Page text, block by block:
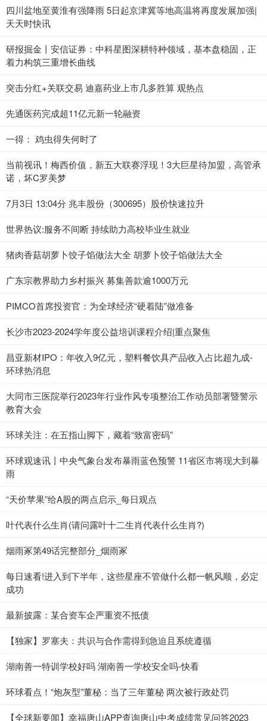
四川盆地至黄淮有强降雨 5日起京津冀等地高温将再度发展加强|
天天时快讯
研报掘金丨安信证券：中科星图深耕特种领域，基本盘稳固，正
着力构筑三重增长曲线
突击分红+关联交易 迪嘉药业上市几多胜算 观热点
先通医药完成超11亿元新一轮融资
一得： 鸡虫得失何时了
当前视讯！梅西价值，新五大联赛浮现！3大巨星待加盟，高管承
诺，坏C罗美梦
7月3日 13:04分 兆丰股份（300695）股价快速拉升
世界热议:服务不间断 持续助力高校毕业生就业
猪肉香菇胡萝卜饺子馅做法大全 胡萝卜饺子馅做法大全
广东宗教界助力乡村振兴 募集善款逾1000万元
PIMCO首席投资官：为全球经济“硬着陆”做准备
长沙市2023-2024学年度公益培训课程介绍|重点聚焦
昌亚新材IPO：年收入9亿元，塑料餐饮具产品收入占比超九成-
环球热消息
大同市三医院举行2023年行业作风专项整治工作动员部署暨警示
教育大会
环球关注：在五指山脚下，藏着“致富密码”
环球观速讯丨中央气象台发布暴雨蓝色预警 11省区市将现大到暴
雨
“天价苹果”给A股的两点启示_每日观点
叶代表什么生肖(请问露叶十二生肖代表什么生肖?)
烟雨冢第49话完整部分_烟雨冢
每日速看!进入到下半年，这些星座不管做什么都一帆风顺，必定
成功
最新披露：某合资车企严重资不抵债
【独家】罗塞夫：共识与合作需得到急迫且系统遵循
湖南善一特训学校好吗 湖南善一学校安全吗-快看
环球看点！“炮灰型”董秘：当了三年董秘 两次被行政处罚
【全球新要闻】幸福唐山APP查询唐山中考成绩常见问答2023